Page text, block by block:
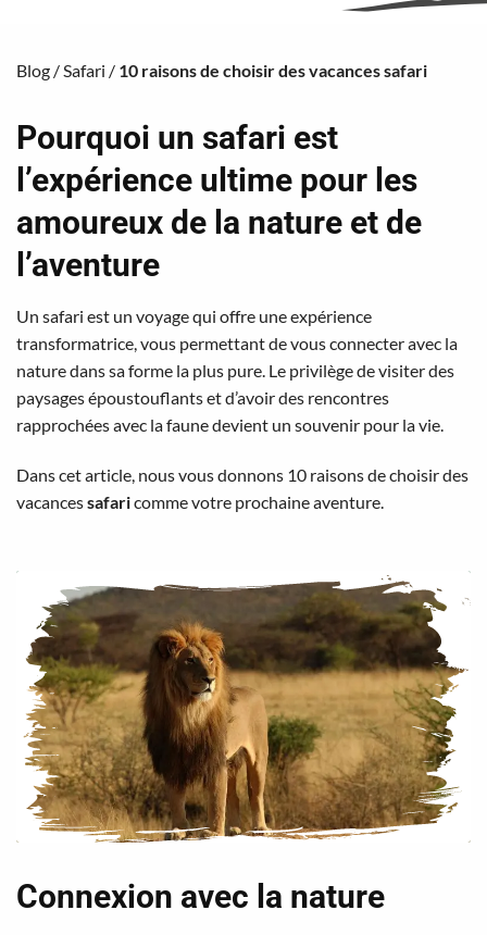
Blog /Safari / 10 raisons de choisir des vacances safari
Pourquoi un safari est
l’expérience ultime pour les
amoureux de la nature et de
l’aventure
Un safari est un voyage qui offre une expérience
transformatrice, vous permettant de vous connecter avec la
nature dans sa forme la plus pure. Le privilège de visiter des
paysages époustouflants et d’avoir des rencontres
rapprochées avec la faune devient un souvenir pour la vie.
Dans cet article, nous vous donnons 10 raisons de choisir des
vacancessafaricomme votre prochaine aventure.
Connexion avec la nature